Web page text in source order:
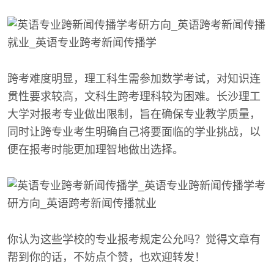
跨考难度明显，理工科生需参加数学考试，对知识连
贯性要求较高，文科生跨考理科较为困难。长沙理工
大学对报考专业做出限制，旨在确保专业教学质量，
同时让跨专业考生明确自己将要面临的学业挑战，以
便在报考时能更加理智地做出选择。
你认为这些学校的专业报考规定公允吗？觉得文章有
帮到你的话，不妨点个赞，也欢迎转发！